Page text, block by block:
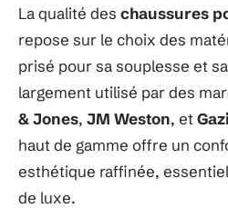
La qualité des chaussures
repose sur le choix des
prisé pour sa souplesse et
largement utilisé par des
& Jones, JM Weston, et
haut de gamme offre un
esthétique raffinée,
de luxe.